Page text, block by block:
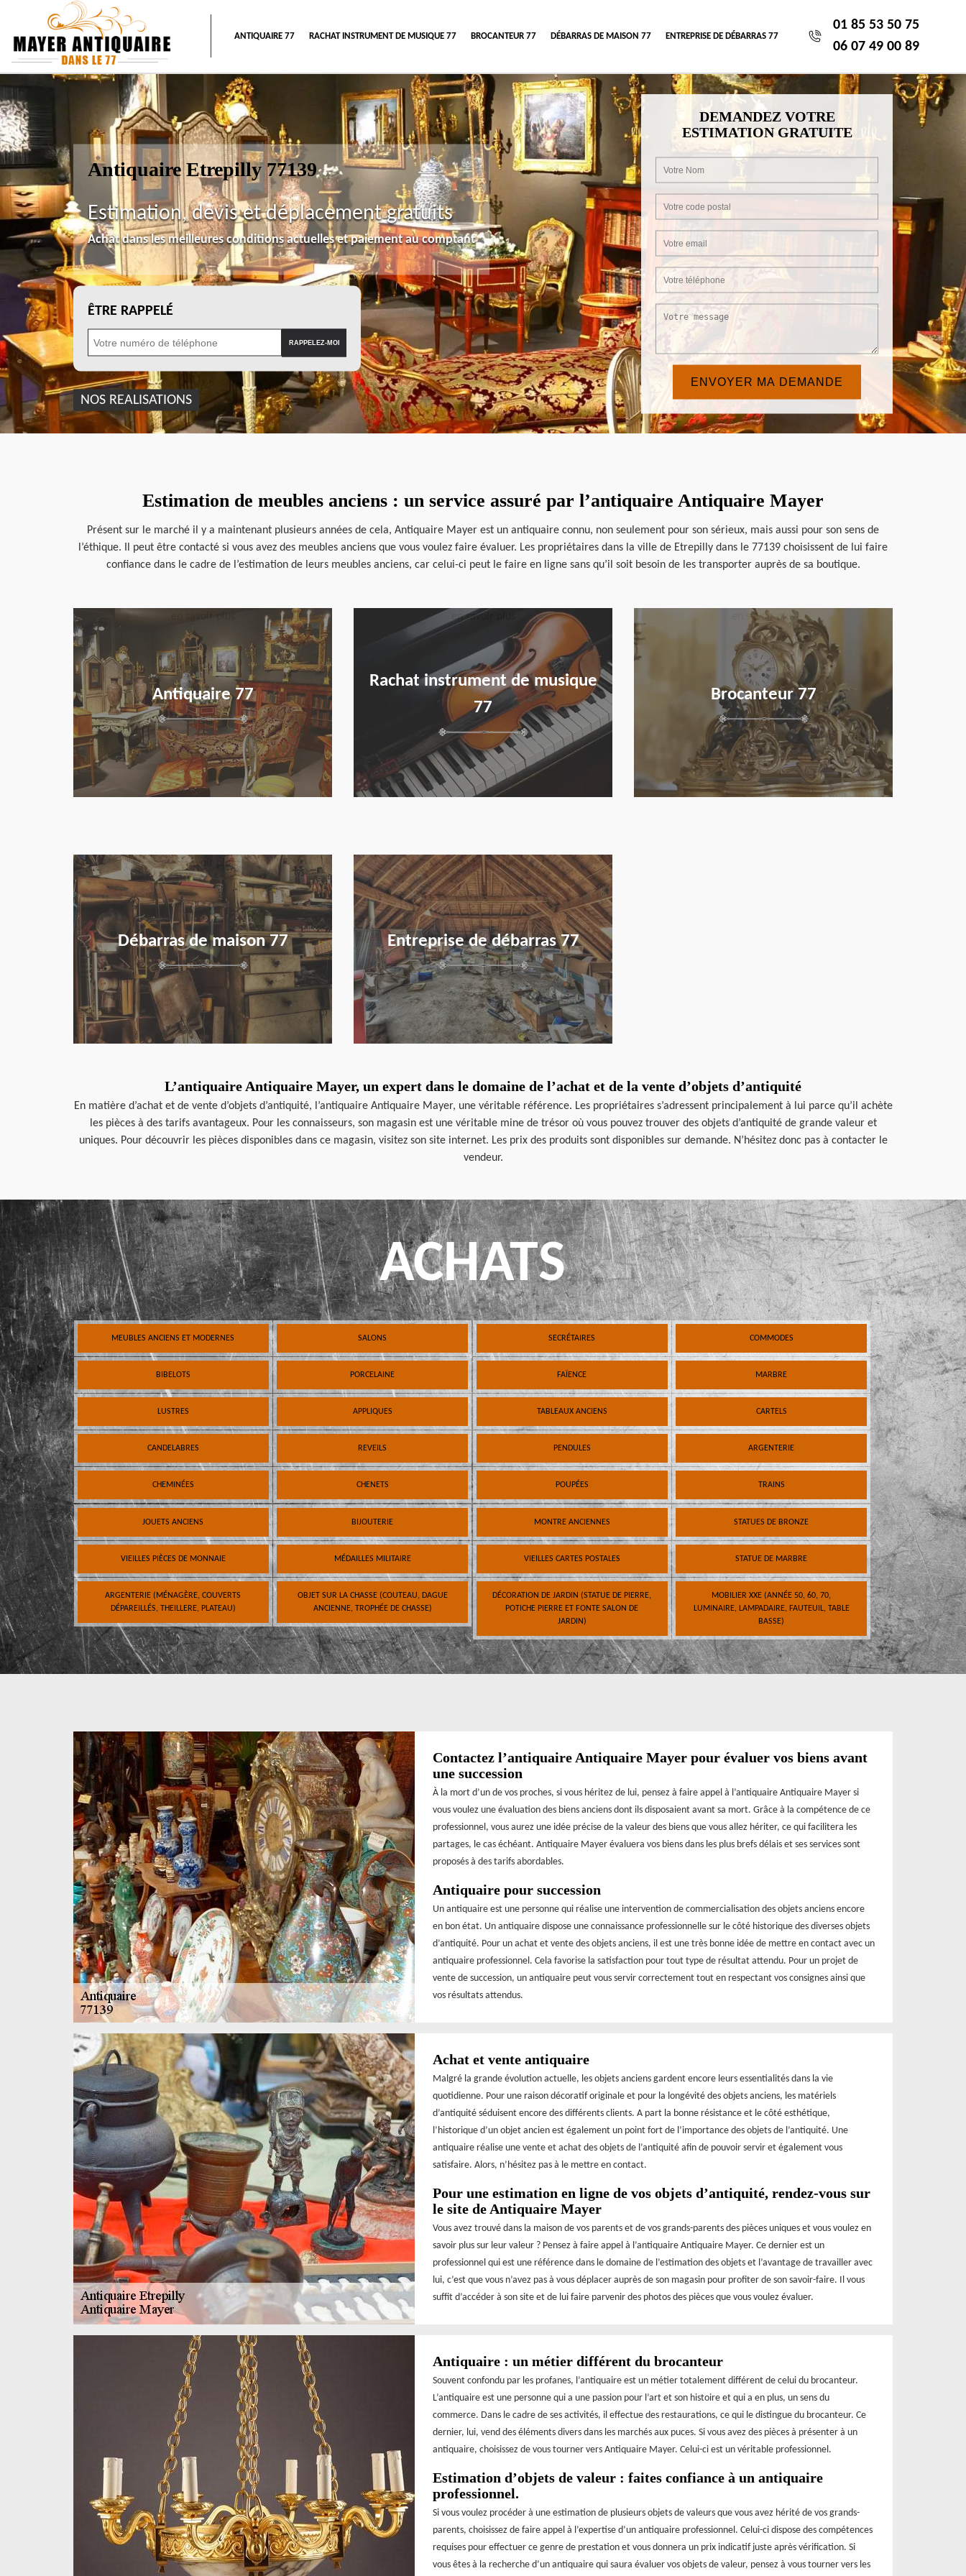
ANTIQUAIRE 77 RACHAT INSTRUMENT DE MUSIQUE 77 BROCANTEUR 77 DÉBARRAS DE MAISON 77 ENTREPRISE DE DÉBARRAS 77
01 85 53 50 75
06 07 49 00 89
Antiquaire Etrepilly 77139
Estimation, devis et déplacement gratuits
Achat dans les meilleures conditions actuelles et paiement au comptant
ÊTRE RAPPELÉ
NOS REALISATIONS
DEMANDEZ VOTRE
ESTIMATION GRATUITE
Estimation de meubles anciens : un service assuré par l’antiquaire Antiquaire Mayer
Présent sur le marché il y a maintenant plusieurs années de cela, Antiquaire Mayer est un antiquaire connu, non seulement pour son sérieux, mais aussi pour son sens de
l’éthique. Il peut être contacté si vous avez des meubles anciens que vous voulez faire évaluer. Les propriétaires dans la ville de Etrepilly dans le 77139 choisissent de lui faire
confiance dans le cadre de l’estimation de leurs meubles anciens, car celui-ci peut le faire en ligne sans qu’il soit besoin de les transporter auprès de sa boutique.
Antiquaire 77
Rachat instrument de musique
77
en savoir plus
Brocanteur 77
en savoir plus
Débarras de maison 77
en savoir plus
Entreprise de débarras 77
en savoir plus
L’antiquaire Antiquaire Mayer, un expert dans le domaine de l’achat et de la vente d’objets d’antiquité
En matière d’achat et de vente d’objets d’antiquité, l’antiquaire Antiquaire Mayer, une véritable référence. Les propriétaires s’adressent principalement à lui parce qu’il achète
les pièces à des tarifs avantageux. Pour les connaisseurs, son magasin est une véritable mine de trésor où vous pouvez trouver des objets d’antiquité de grande valeur et
uniques. Pour découvrir les pièces disponibles dans ce magasin, visitez son site internet. Les prix des produits sont disponibles sur demande. N’hésitez donc pas à contacter le
vendeur.
ACHATS
MEUBLES ANCIENS ET MODERNES SALONS SECRÉTAIRES COMMODES
BIBELOTS PORCELAINE FAÏENCE MARBRE
LUSTRES APPLIQUES TABLEAUX ANCIENS CARTELS
CANDELABRES REVEILS PENDULES ARGENTERIE
CHEMINÉES CHENETS POUPÉES TRAINS
JOUETS ANCIENS BIJOUTERIE MONTRE ANCIENNES STATUES DE BRONZE
VIEILLES PIÈCES DE MONNAIE MÉDAILLES MILITAIRE VIEILLES CARTES POSTALES STATUE DE MARBRE
ARGENTERIE (MÉNAGÈRE, COUVERTS
DÉPAREILLÉS, THEILLERE, PLATEAU)
OBJET SUR LA CHASSE (COUTEAU, DAGUE
ANCIENNE, TROPHÉE DE CHASSE)
DÉCORATION DE JARDIN (STATUE DE PIERRE,
POTICHE PIERRE ET FONTE SALON DE
JARDIN)
MOBILIER XXE (ANNÉE 50, 60, 70,
LUMINAIRE, LAMPADAIRE, FAUTEUIL, TABLE
BASSE)
Contactez l’antiquaire Antiquaire Mayer pour évaluer vos biens avant
une succession
À la mort d’un de vos proches, si vous héritez de lui, pensez à faire appel à l’antiquaire Antiquaire Mayer si
vous voulez une évaluation des biens anciens dont ils disposaient avant sa mort. Grâce à la compétence de ce
professionnel, vous aurez une idée précise de la valeur des biens que vous allez hériter, ce qui facilitera les
partages, le cas échéant. Antiquaire Mayer évaluera vos biens dans les plus brefs délais et ses services sont
proposés à des tarifs abordables.
Antiquaire pour succession
Un antiquaire est une personne qui réalise une intervention de commercialisation des objets anciens encore
en bon état. Un antiquaire dispose une connaissance professionnelle sur le côté historique des diverses objets
d’antiquité. Pour un achat et vente des objets anciens, il est une très bonne idée de mettre en contact avec un
antiquaire professionnel. Cela favorise la satisfaction pour tout type de résultat attendu. Pour un projet de
vente de succession, un antiquaire peut vous servir correctement tout en respectant vos consignes ainsi que
vos résultats attendus.
Achat et vente antiquaire
Malgré la grande évolution actuelle, les objets anciens gardent encore leurs essentialités dans la vie
quotidienne. Pour une raison décoratif originale et pour la longévité des objets anciens, les matériels
d’antiquité séduisent encore des différents clients. A part la bonne résistance et le côté esthétique,
l’historique d’un objet ancien est également un point fort de l’importance des objets de l’antiquité. Une
antiquaire réalise une vente et achat des objets de l’antiquité afin de pouvoir servir et également vous
satisfaire. Alors, n’hésitez pas à le mettre en contact.
Pour une estimation en ligne de vos objets d’antiquité, rendez-vous sur
le site de Antiquaire Mayer
Vous avez trouvé dans la maison de vos parents et de vos grands-parents des pièces uniques et vous voulez en
savoir plus sur leur valeur ? Pensez à faire appel à l’antiquaire Antiquaire Mayer. Ce dernier est un
professionnel qui est une référence dans le domaine de l’estimation des objets et l’avantage de travailler avec
lui, c’est que vous n’avez pas à vous déplacer auprès de son magasin pour profiter de son savoir-faire. Il vous
suffit d’accéder à son site et de lui faire parvenir des photos des pièces que vous voulez évaluer.
Antiquaire : un métier différent du brocanteur
Souvent confondu par les profanes, l’antiquaire est un métier totalement différent de celui du brocanteur.
L’antiquaire est une personne qui a une passion pour l’art et son histoire et qui a en plus, un sens du
commerce. Dans le cadre de ses activités, il effectue des restaurations, ce qui le distingue du brocanteur. Ce
dernier, lui, vend des éléments divers dans les marchés aux puces. Si vous avez des pièces à présenter à un
antiquaire, choisissez de vous tourner vers Antiquaire Mayer. Celui-ci est un véritable professionnel.
Estimation d’objets de valeur : faites confiance à un antiquaire
professionnel.
Si vous voulez procéder à une estimation de plusieurs objets de valeurs que vous avez hérité de vos grands-
parents, choisissez de faire appel à l’expertise d’un antiquaire professionnel. Celui-ci dispose des compétences
requises pour effectuer ce genre de prestation et vous donnera un prix indicatif juste après vérification. Si
vous êtes à la recherche d’un antiquaire qui saura évaluer vos objets de valeur, pensez à vous tourner vers les